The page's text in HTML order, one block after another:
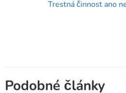
Trestná činnost ano
Podobné články